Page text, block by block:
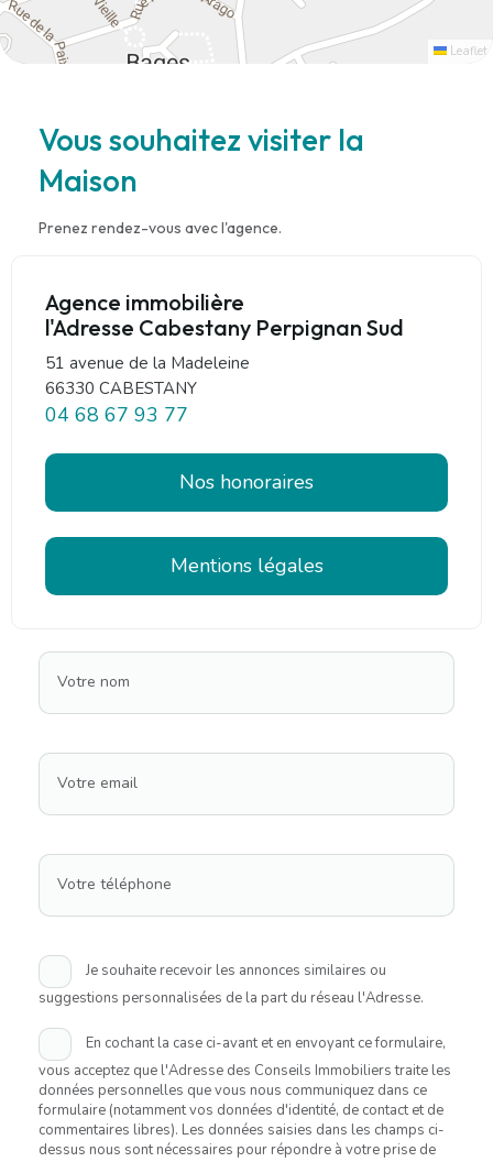
Leaflet
Vous souhaitez visiter la
Maison
Prenez rendez-vous avec l'agence.
Agence immobilière
l'Adresse Cabestany Perpignan Sud
51 avenue de la Madeleine
66330 CABESTANY
04 68 67 93 77
Nos honoraires
Mentions légales
Votre nom
Votre email
Votre téléphone
Je souhaite recevoir les annonces similaires ou
suggestions personnalisées de la part du réseau l'Adresse.
En cochant la case ci-avant et en envoyant ce formulaire,
vous acceptez que l'Adresse des Conseils Immobiliers traite les
données personnelles que vous nous communiquez dans ce
formulaire (notamment vos données d'identité, de contact et de
commentaires libres). Les données saisies dans les champs ci-
dessus nous sont nécessaires pour répondre à votre prise de